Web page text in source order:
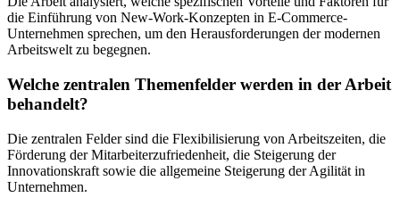
die Einführung von New-Work-Konzepten in E-Commerce-
Unternehmen sprechen, um den Herausforderungen der modernen
Arbeitswelt zu begegnen.
Welche zentralen Themenfelder werden in der Arbeit
behandelt?
Die zentralen Felder sind die Flexibilisierung von Arbeitszeiten, die
Förderung der Mitarbeiterzufriedenheit, die Steigerung der
Innovationskraft sowie die allgemeine Steigerung der Agilität in
Unternehmen.